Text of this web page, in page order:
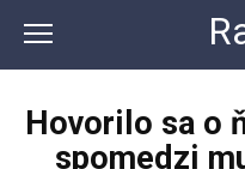
контенту
Hovorilo sa o
spomedzi